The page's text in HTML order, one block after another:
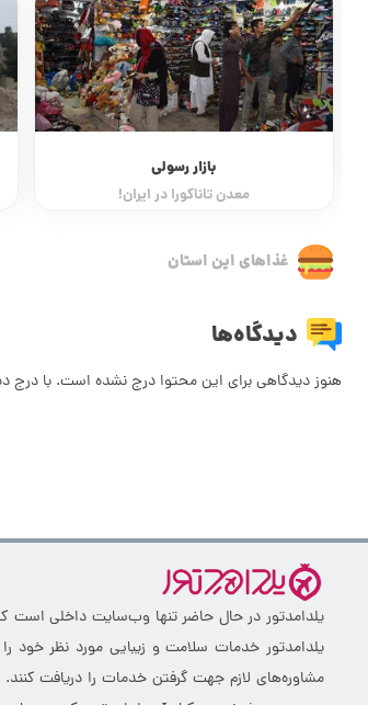
بازار رسولی
معدن تاناکورا در ایران!
غذاهای این استان
دیدگاه‌ها
هنوز دیدگاهی برای این محتوا درج نشده است. با درج
یلدامدتور در حال حاضر تنها وب‌سایت داخلی است که
یلدامدتور خدمات سلامت و زیبایی مورد نظر خود
مشاوره‌های لازم جهت گرفتن خدمات را دریافت کنند.